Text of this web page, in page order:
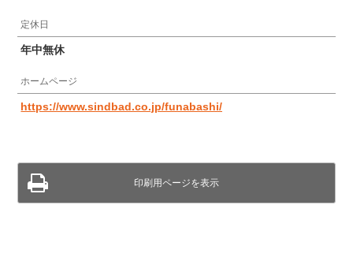
定休日
年中無休
ホームページ
https://www.sindbad.co.jp/funabashi/
印刷用ページを表示